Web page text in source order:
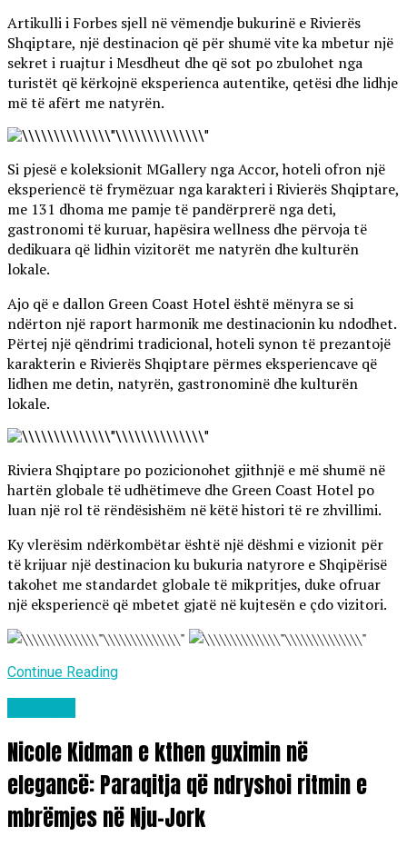
Artikulli i Forbes sjell në vëmendje bukurinë e Rivierës
Shqiptare, një destinacion që për shumë vite ka mbetur një
sekret i ruajtur i Mesdheut dhe që sot po zbulohet nga
turistët që kërkojnë eksperienca autentike, qetësi dhe lidhje
më të afërt me natyrën.
Si pjesë e koleksionit MGallery nga Accor, hoteli ofron një
eksperiencë të frymëzuar nga karakteri i Rivierës Shqiptare,
me 131 dhoma me pamje të pandërprerë nga deti,
gastronomi të kuruar, hapësira wellness dhe përvoja të
dedikuara që lidhin vizitorët me natyrën dhe kulturën
lokale.
Ajo që e dallon Green Coast Hotel është mënyra se si
ndërton një raport harmonik me destinacionin ku ndodhet.
Përtej një qëndrimi tradicional, hoteli synon të prezantojë
karakterin e Rivierës Shqiptare përmes eksperiencave që
lidhen me detin, natyrën, gastronominë dhe kulturën
lokale.
Riviera Shqiptare po pozicionohet gjithnjë e më shumë në
hartën globale të udhëtimeve dhe Green Coast Hotel po
luan një rol të rëndësishëm në këtë histori të re zhvillimi.
Ky vlerësim ndërkombëtar është një dëshmi e vizionit për
të krijuar një destinacion ku bukuria natyrore e Shqipërisë
takohet me standardet globale të mikpritjes, duke ofruar
një eksperiencë që mbetet gjatë në kujtesën e çdo vizitori.
Continue Reading
Nicole Kidman e kthen guximin në
elegancë: Paraqitja që ndryshoi ritmin e
mbrëmjes në Nju-Jork